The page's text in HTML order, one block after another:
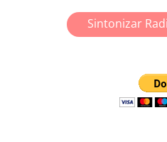
Sintonizar